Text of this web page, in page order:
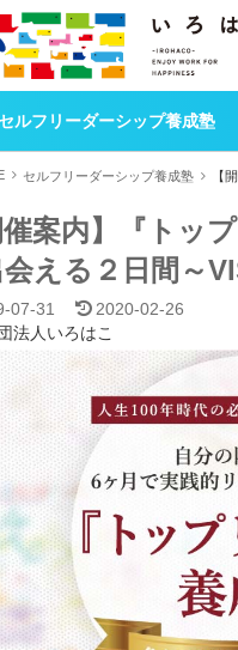
ルフリーダーシップ養成塾
セルフリーダーシップ養成塾 【
催案内】『トッ
える２日間～
07-31
2020-02-26
法人いろはこ